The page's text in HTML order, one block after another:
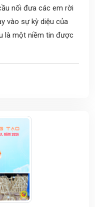
nối đưa các em rời
vào sự kỳ diệu của
là một niềm tin được